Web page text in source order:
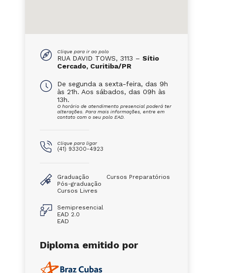
Clique para ir ao polo
RUA DAVID TOWS, 3113 – Sítio
Cercado, Curitiba/PR
De segunda a sexta-feira, das 9h
às 21h. Aos sábados, das 09h às
13h.
O horário de atendimento presencial poderá ter
alterações. Para mais informações, entre em
contato com o seu polo EAD.
Clique para ligar
(41) 93300-4923
Graduação
Pós-graduação
Cursos Livres
Cursos Preparatórios
Semipresencial
EAD 2.0
EAD
Diploma emitido por